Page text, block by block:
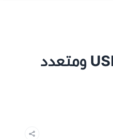
فيش جداري تايب سي مع 2 منفذ USB ومتعدد